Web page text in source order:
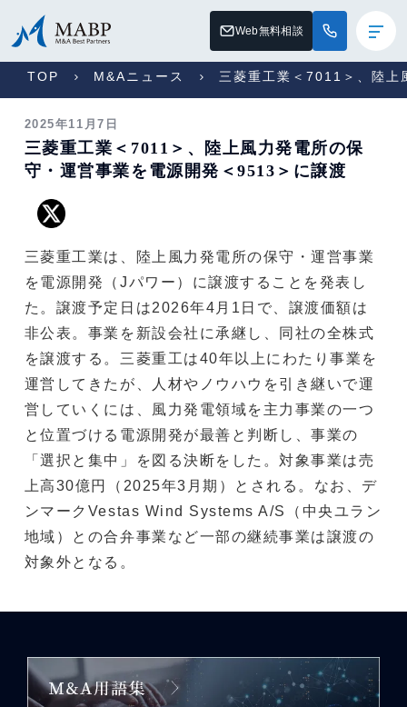
Web無料相談
TOP M&Aニュース 三菱重工業＜7011＞、陸上
2025年11月7日
三菱重工業＜7011＞、陸上風力発電所の保
守・運営事業を電源開発＜9513＞に譲渡
三菱重工業は、陸上風力発電所の保守・運営事業
を電源開発（Jパワー）に譲渡することを発表し
た。譲渡予定日は2026年4月1日で、譲渡価額は
非公表。事業を新設会社に承継し、同社の全株式
を譲渡する。三菱重工は40年以上にわたり事業を
運営してきたが、人材やノウハウを引き継いで運
営していくには、風力発電領域を主力事業の一つ
と位置づける電源開発が最善と判断し、事業の
「選択と集中」を図る決断をした。対象事業は売
上高30億円（2025年3月期）とされる。なお、デ
ンマークVestas Wind Systems A/S（中央ユラン
地域）との合弁事業など一部の継続事業は譲渡の
対象外となる。